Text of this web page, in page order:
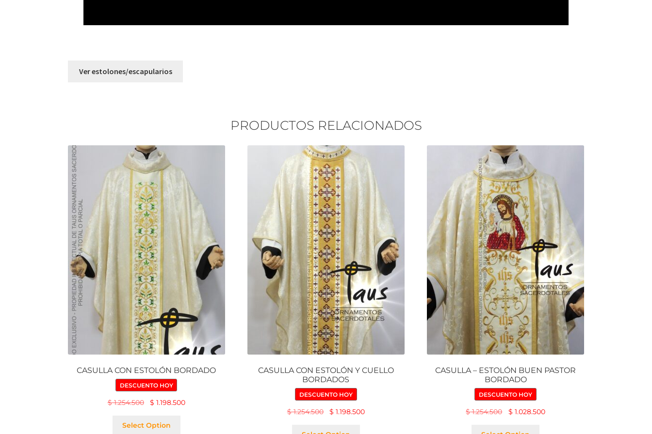
PRODUCTOS RELACIONADOS
CASULLA CON ESTOLÓN BORDADO
DESCUENTO HOY
$1.254.500 $ 1.198.500
Select Option
CASULLA CON ESTOLÓN Y CUELLO
BORDADOS
DESCUENTO HOY
$1.254.500 $ 1.198.500
CASULLA – ESTOLÓN BUEN PASTOR
BORDADO
DESCUENTO HOY
$1.254.500 $ 1.028.500